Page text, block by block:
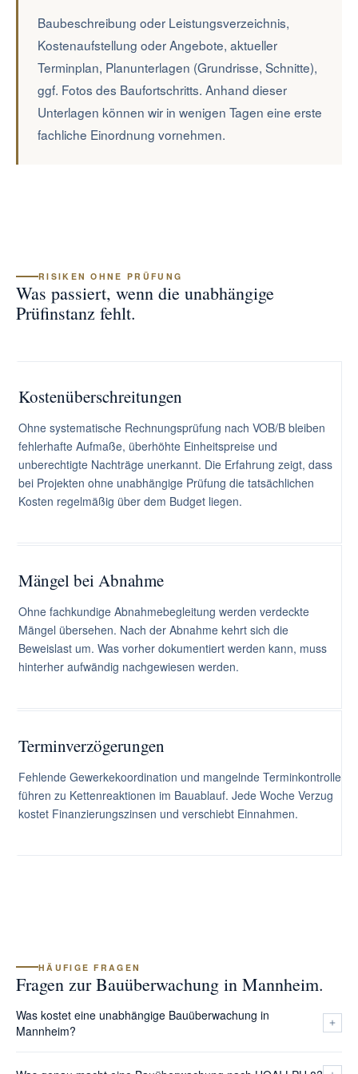
Baubeschreibung oder Leistungsverzeichnis,
Kostenaufstellung oder Angebote, aktueller
Terminplan, Planunterlagen (Grundrisse, Schnitte),
ggf. Fotos des Baufortschritts. Anhand dieser
Unterlagen können wir in wenigen Tagen eine erste
fachliche Einordnung vornehmen.
RISIKEN OHNE PRÜFUNG
Was passiert, wenn die unabhängige
Prüfinstanz fehlt.
Kostenüberschreitungen
Ohne systematische Rechnungsprüfung nach VOB/B bleiben
fehlerhafte Aufmaße, überhöhte Einheitspreise und
unberechtigte Nachträge unerkannt. Die Erfahrung zeigt, dass
bei Projekten ohne unabhängige Prüfung die tatsächlichen
Kosten regelmäßig über dem Budget liegen.
Mängel bei Abnahme
Ohne fachkundige Abnahmebegleitung werden verdeckte
Mängel übersehen. Nach der Abnahme kehrt sich die
Beweislast um. Was vorher dokumentiert werden kann, muss
hinterher aufwändig nachgewiesen werden.
Terminverzögerungen
Fehlende Gewerkekoordination und mangelnde Terminkontrolle
führen zu Kettenreaktionen im Bauablauf. Jede Woche Verzug
kostet Finanzierungszinsen und verschiebt Einnahmen.
HÄUFIGE FRAGEN
Fragen zur Bauüberwachung in Mannheim.
Was kostet eine unabhängige Bauüberwachung in
Mannheim?
Das Honorar richtet sich nach den anrechenbaren Baukosten,